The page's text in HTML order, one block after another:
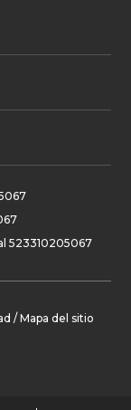
523310205067
/Mapa del sitio